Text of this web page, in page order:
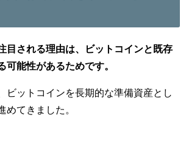
目される理由は、ビットコインと既存
可能性があるためです。
ビットコインを長期的な準備資産とし
めてきました。